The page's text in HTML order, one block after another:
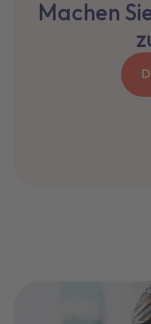
Machen